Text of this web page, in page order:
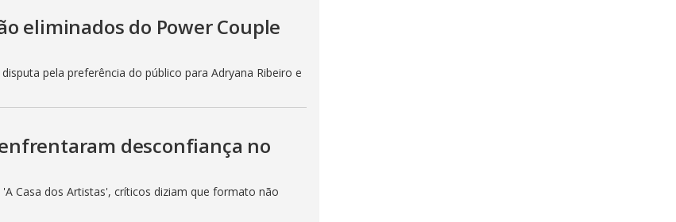
eliminados do Power Couple
pela preferência do público para Adryana Ribeiro e
desconfiança no
Casa dos Artistas', críticos diziam que formato não